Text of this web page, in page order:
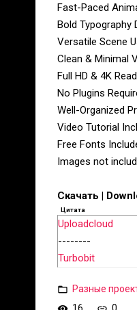
Fast-Paced
Bold Typography
Versatile Scene
Clean & Minimal
Full HD & 4K
No Plugins
Well-Organized
Video Tutorial
Free Fonts
Images not
Скачать |
Цитата
Uploadcloud
--------
Turbobit
Разные
16
0